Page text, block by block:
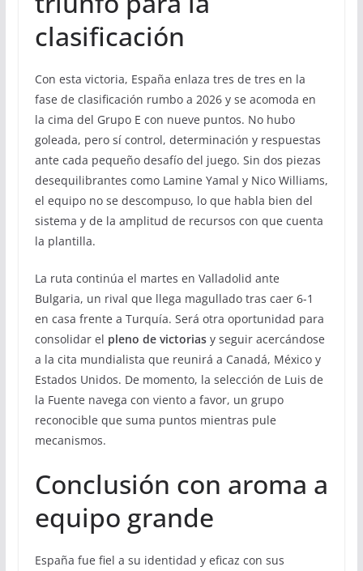
clasificación
Con esta victoria, España enlaza tres de tres en la
fase de clasificación rumbo a 2026 y se acomoda en
la cima del Grupo E con nueve puntos. No hubo
goleada, pero sí control, determinación y respuestas
ante cada pequeño desafío del juego. Sin dos piezas
desequilibrantes como Lamine Yamal y Nico Williams,
el equipo no se descompuso, lo que habla bien del
sistema y de la amplitud de recursos con que cuenta
la plantilla.
La ruta continúa el martes en Valladolid ante
Bulgaria, un rival que llega magullado tras caer 6-1
en casa frente a Turquía. Será otra oportunidad para
consolidar el pleno de victoriasy seguir acercándose
a la cita mundialista que reunirá a Canadá, México y
Estados Unidos. De momento, la selección de Luis de
la Fuente navega con viento a favor, un grupo
reconocible que suma puntos mientras pule
mecanismos.
Conclusión con aroma a
equipo grande
España fue fiel a su identidad y eficaz con sus